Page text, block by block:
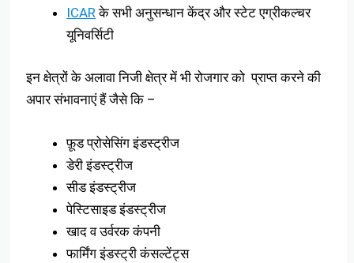
ICARके सभी अनुसन्धान केंद्र और स्टेट एग्रीकल्चर
यूनिवर्सिटी
इन क्षेत्रों के अलावा निजी क्षेत्र में भी रोजगार को प्राप्त करने की
अपार संभावनाएं हैं जैसे कि –
फ़ूड प्रोसेसिंग इंडस्ट्रीज
डेरी इंडस्ट्रीज
सीड इंडस्ट्रीज
पेस्टिसाइड इंडस्ट्रीज
खाद व उर्वरक कंपनी
फार्मिंग इंडस्ट्री कंसल्टेंट्स